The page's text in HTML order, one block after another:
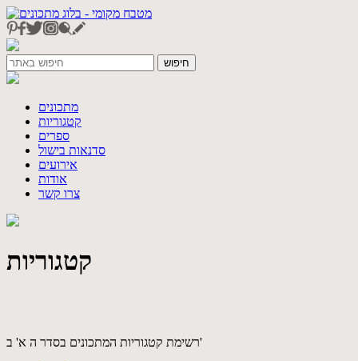
מתכונים
קטגוריות
ספרים
סדנאות בישול
אירועים
אודות
צרו קשר
קטגוריות
רשימת קטגוריות המתכונים בסדר ה א' ב'